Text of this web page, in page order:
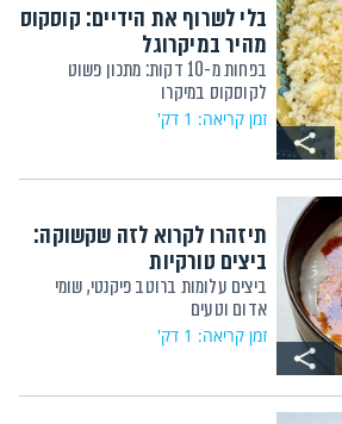
בלי לשרוף את הידיים: קוסקוס
מהיר במיקרוגל
בפחות מ-10 דקות: מתכון פשוט
לקוסקוס במיקרו
זמן קריאה: 1 דק'
תיזהרו לקרוא לזה שקשוקה:
ביצים טורקיות
ביצים עלומות ברוטב פיקנטי, שומי
אדום וטעים
זמן קריאה: 1 דק'